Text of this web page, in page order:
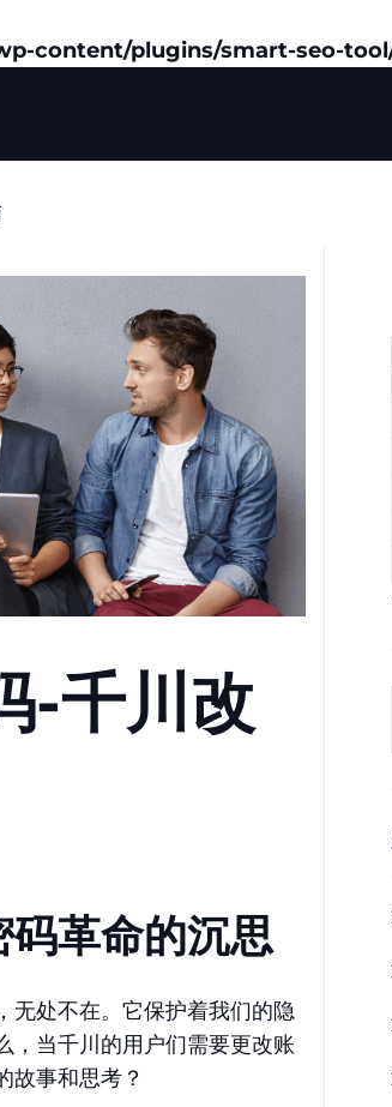
content/plugins/smart-seo-
-千川改
革命的沉思
无处不在。它保护着我们的隐
，当千川的用户们需要更改账
故事和思考？